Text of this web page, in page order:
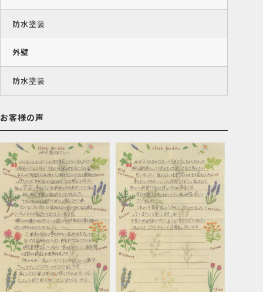
防水塗装
外壁
防水塗装
お客様の声